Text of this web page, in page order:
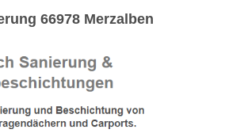
66978 Merzalben